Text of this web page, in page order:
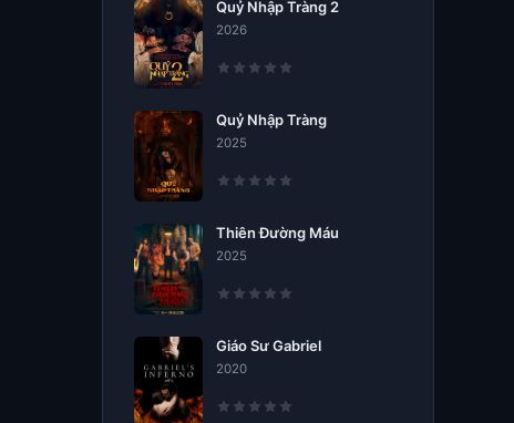
Quỷ Nhập Tràng 2
2026
Quỷ Nhập Tràng
2025
Thiên Đường Máu
2025
Giáo Sư Gabriel
2020